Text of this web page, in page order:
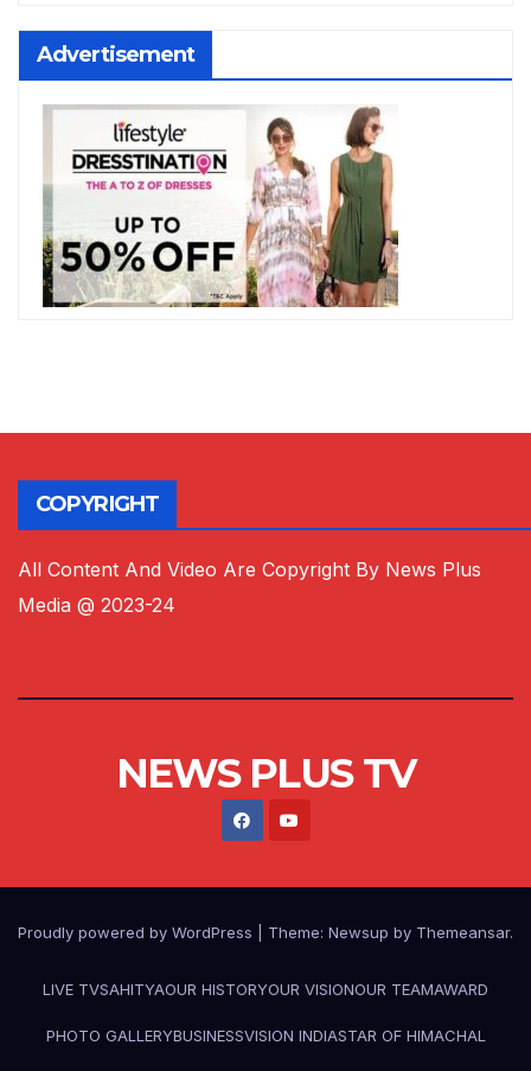
Advertisement
COPYRIGHT
All Content And Video Are Copyright By News Plus
Media @ 2023-24
NEWS PLUS TV
Proudly powered by WordPress Theme: Newsup by Themeansar.
LIVE TVSAHITYAOUR HISTORYOUR VISIONOUR TEAMAWARD
PHOTO GALLERYBUSINESSVISION INDIASTAR OF HIMACHAL